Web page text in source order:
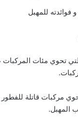
و فوائدته للمهبل
تحوي مئات